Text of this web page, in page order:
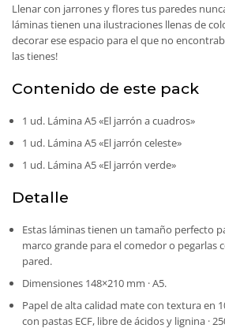
Llenar con jarrones y flores tus paredes
láminas tienen una ilustraciones llenas de
decorar ese espacio para el que no
las tienes!
Contenido de este pack
1 ud. Lámina A5 «El jarrón a cuadros»
1 ud. Lámina A5 «El jarrón celeste»
1 ud. Lámina A5 «El jarrón verde»
Detalle
Estas láminas tienen un tamaño perfecto
marco grande para el comedor o pegarlas
pared.
Dimensiones 148×210 mm · A5.
Papel de alta calidad mate con textura en
con pastas ECF, libre de ácidos y lignina ·